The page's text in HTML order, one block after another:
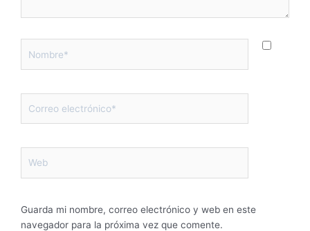
electrónico*
Guarda mi nombre, correo electrónico y web en este
navegador para la próxima vez que comente.